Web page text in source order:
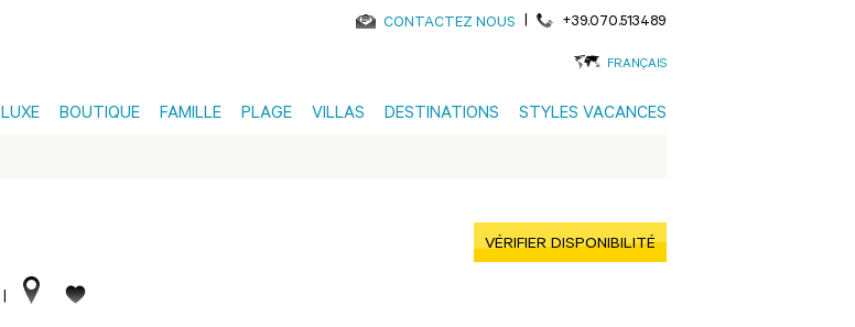
CONTACTEZ NOUS | +39.070.513489
FRANÇAIS
LUXE BOUTIQUE FAMILLE PLAGE VILLAS DESTINATIONS STYLES VACANCES
|
VÉRIFIER DISPONIBILITÉ